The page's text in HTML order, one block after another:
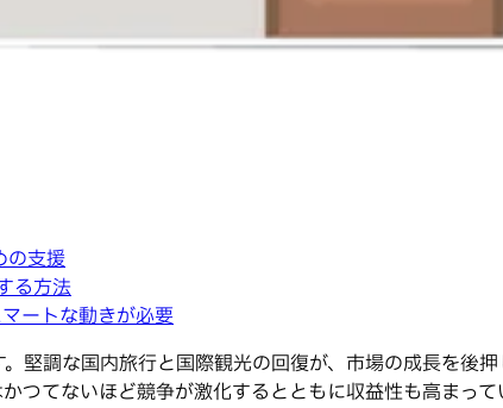
の支援
る方法
ートな動きが必要
堅調な国内旅行と国際観光の回復が、市場の成長を後
つてないほど競争が激化するとともに収益性も高まっ